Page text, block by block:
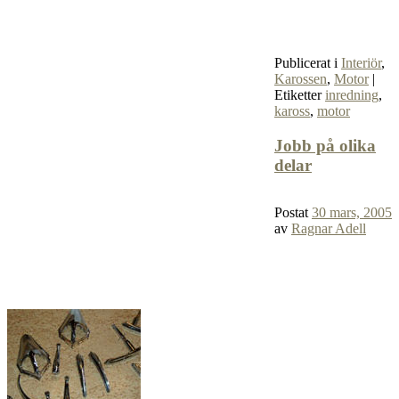
Publicerat i Interiör,
Karossen, Motor |
Etiketter inredning,
kaross, motor
Jobb på olika
delar
Postat30 mars, 2005
av Ragnar Adell